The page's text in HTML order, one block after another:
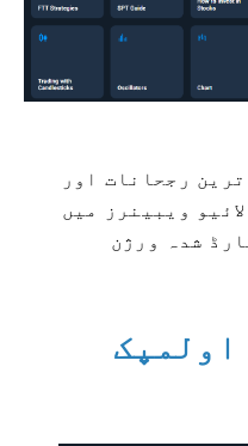
رجحانات اور
ویبینرز میں
شدہ ورژن
اولمپک